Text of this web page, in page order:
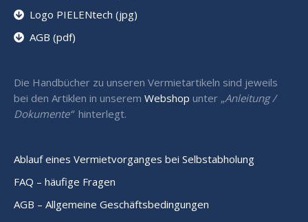
Logo PIELENtech (jpg)
AGB (pdf)
Die Handbücher zu unseren Vermietartikeln sind jeweils
bei den Artiklen in unserem Webshop unter „Anleitung /
Dokumente“ hinterlegt.
Ablauf eines Vermietvorganges bei Selbstabholung
FAQ – häufige Fragen
AGB – Allgemeine Geschäftsbedingungen